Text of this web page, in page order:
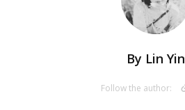
By Lin Yin
Follow the author: